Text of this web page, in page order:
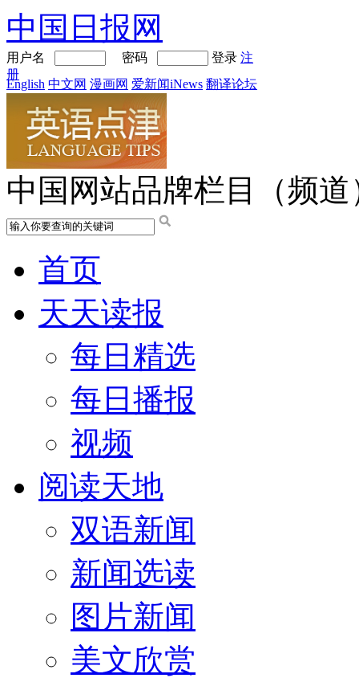
中国日报网
用户名 密码 登录 注
册
English 中文网 漫画网 爱新闻iNews 翻译论坛
中国网站品牌栏目（频道
首页
天天读报
每日精选
每日播报
视频
阅读天地
双语新闻
新闻选读
图片新闻
美文欣赏